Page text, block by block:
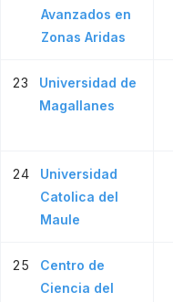
Avanzados en
Zonas Aridas
23
Universidad de
Magallanes
24
Universidad
Catolica del
Maule
25
Centro de
Ciencia del